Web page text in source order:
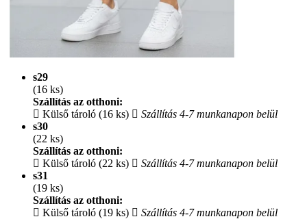
s29
(16 ks)
Szállítás az otthoni:
Külső tároló (16 ks)
Szállítás 4-7 munkanapon belül
s30
(22 ks)
Szállítás az otthoni:
Külső tároló (22 ks)
Szállítás 4-7 munkanapon belül
s31
(19 ks)
Szállítás az otthoni:
Külső tároló (19 ks)
Szállítás 4-7 munkanapon belül